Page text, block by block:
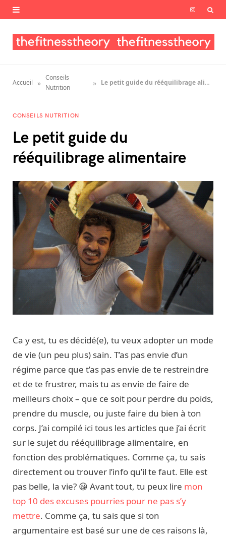
I
s
a
Accueil »
Conseils
Nutrition
» Le petit guide du rééquilibrage alimentaire
CONSEILS NUTRITION
Le petit guide du
rééquilibrage alimentaire
Ca y est, tu es décidé(e), tu veux adopter un mode
de vie (un peu plus) sain. T’as pas envie d’un
régime parce que t’as pas envie de te restreindre
et de te frustrer, mais tu as envie de faire de
meilleurs choix – que ce soit pour perdre du poids,
prendre du muscle, ou juste faire du bien à ton
corps. J’ai compilé ici tous les articles que j’ai écrit
sur le sujet du rééquilibrage alimentaire, en
fonction des problématiques. Comme ça, tu sais
directement ou trouver l’info qu’il te faut. Elle est
pas belle, la vie? 😀 Avant tout, tu peux lire mon
top 10 des excuses pourries pour ne pas s’y
mettre. Comme ça, tu sais que si ton
argumentaire est basé sur une de ces raisons là,